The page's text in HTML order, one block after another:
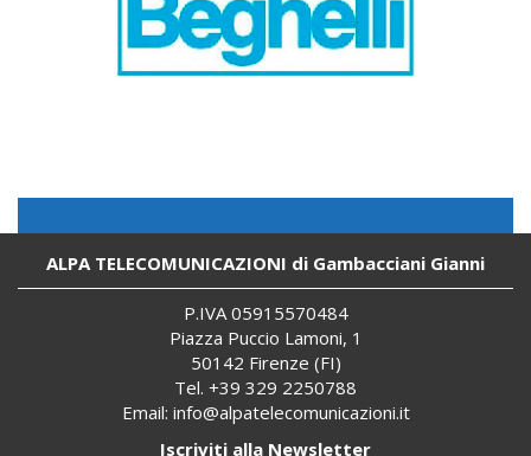
ALPA TELECOMUNICAZIONI di Gambacciani Gianni
P.IVA 05915570484
Piazza Puccio Lamoni, 1
50142 Firenze (FI)
Tel. +39 329 2250788
Email: info@alpatelecomunicazioni.it
Iscriviti alla Newsletter